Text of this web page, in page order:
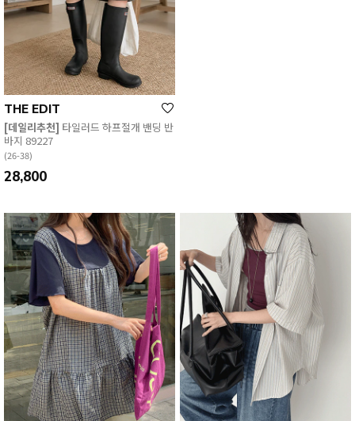
THE EDIT
[데일리추천] 타일러드 하프절개 밴딩 반
바지 89227
(26-38)
28,800